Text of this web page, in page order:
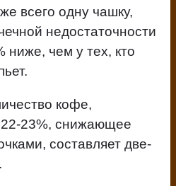
всего одну чашку,
недостаточности
ниже, чем у тех, кто
кофе,
23%, снижающее
составляет две-